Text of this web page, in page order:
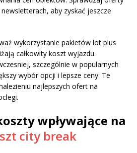
aby zyskać jeszcze
wykorzystanie pakietów lot plus
całkowity koszt wyjazdu.
szczególnie w popularnych
wybór opcji i lepsze ceny. Te
najlepszych ofert na
wpływające na
city break